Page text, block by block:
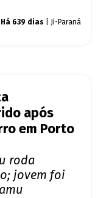
Há 639 dias | Ji-Paraná
após
em Porto
roda
jovem foi